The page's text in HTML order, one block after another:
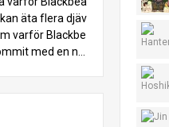
äta flera djäv
varför Blackbe
med en ny
om varför Svar